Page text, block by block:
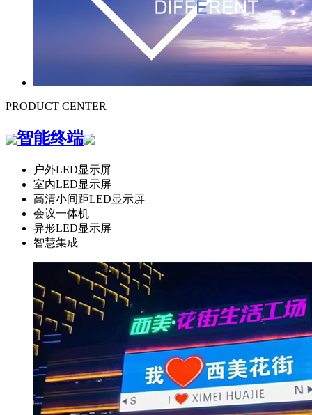
PRODUCT CENTER
智能终端
户外LED显示屏
室内LED显示屏
高清小间距LED显示屏
会议一体机
异形LED显示屏
智慧集成